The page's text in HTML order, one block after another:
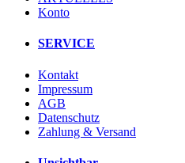
Konto
SERVICE
Kontakt
Impressum
AGB
Datenschutz
Zahlung & Versand